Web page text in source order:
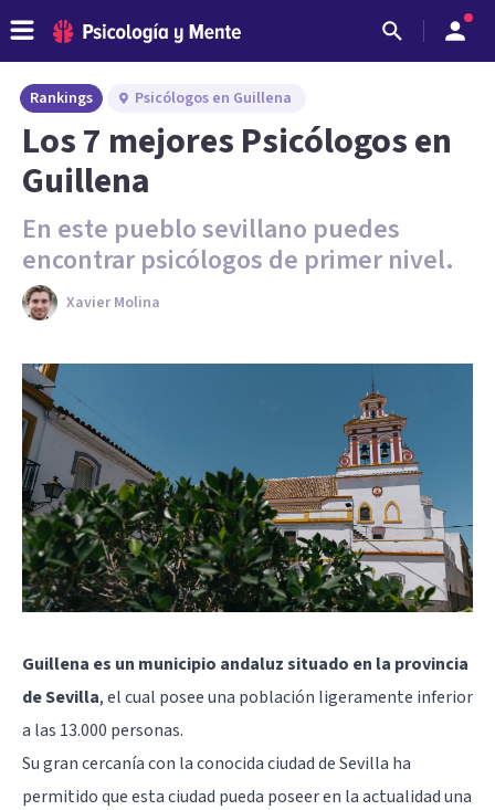
Rankings Psicólogos en Guillena
Los 7 mejores Psicólogos en
Guillena
En este pueblo sevillano puedes
encontrar psicólogos de primer nivel.
Xavier Molina
Guillena es un municipio andaluz situado en la provincia
de Sevilla, el cual posee una población ligeramente inferior
a las 13.000 personas.
Su gran cercanía con la conocida ciudad deSevilla ha
permitido que esta ciudad pueda poseer en la actualidad una